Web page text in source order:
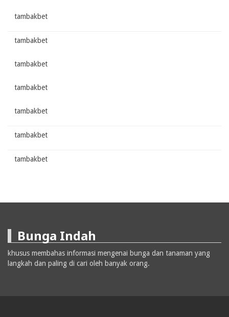
tambakbet
tambakbet
tambakbet
tambakbet
tambakbet
tambakbet
tambakbet
Bunga Indah
khusus membahas informasi mengenai bunga dan tanaman yang
langkah dan paling di cari oleh banyak orang.